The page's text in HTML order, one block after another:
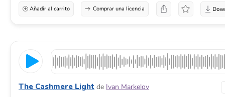
Añadir al carrito Comprar una licencia
The Cashmere Light de Ivan Markelov